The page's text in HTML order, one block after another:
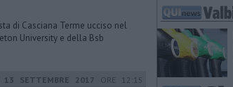
di Casciana Terme ucciso nel
University e della Bsb
13 SETTEMBRE 2017 ORE 12:15